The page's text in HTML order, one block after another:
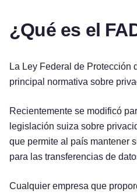
¿Qué es el
La Ley Federal de Protección
principal normativa sobre
Recientemente se modificó
legislación suiza sobre
que permite al país mantener
para las transferencias de
Cualquier empresa que